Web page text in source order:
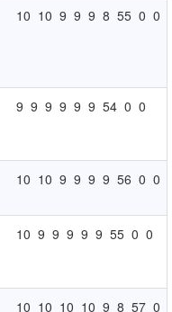
10 10 9 9 9 8 55 0 0
9 9 9 9 9 9 54 0 0
10 10 9 9 9 9 56 0 0
10 9 9 9 9 9 55 0 0
10 10 10 10 9 8 57 0